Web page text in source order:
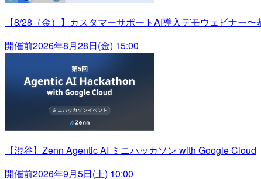
【8/28（金）】カスタマーサポートAI導入デモウェビナー
開催前2026年8月28日(金) 15:00
【渋谷】Zenn Agentic AI ミニハッカソン with Google Cloud
開催前2026年9月5日(土) 10:00